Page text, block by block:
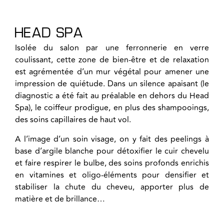
HEAD SPA
Isolée du salon par une ferronnerie en verre
coulissant, cette zone de bien-être et de relaxation
est agrémentée d’un mur végétal pour amener une
impression de quiétude. Dans un silence apaisant (le
diagnostic a été fait au préalable en dehors du Head
Spa), le coiffeur prodigue, en plus des shampooings,
des soins capillaires de haut vol.
A l’image d’un soin visage, on y fait des peelings à
base d’argile blanche pour détoxifier le cuir chevelu
et faire respirer le bulbe, des soins profonds enrichis
en vitamines et oligo-éléments pour densifier et
stabiliser la chute du cheveu, apporter plus de
matière et de brillance…